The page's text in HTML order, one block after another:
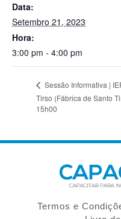
Data:
Setembro 21, 2023
Hora:
3:00 pm - 4:00 pm
Sessão Informativa |
Tirso (Fábrica de Santo
15h00
Termos e